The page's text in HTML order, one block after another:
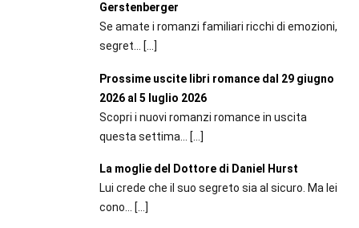
Gerstenberger
Se amate i romanzi familiari ricchi di emozioni,
segret...
[…]
Prossime uscite libri romance dal 29 giugno
2026 al 5 luglio 2026
Scopri i nuovi romanzi romance in uscita
questa settima...
[…]
La moglie del Dottore di Daniel Hurst
Lui crede che il suo segreto sia al sicuro. Ma lei
cono... […]